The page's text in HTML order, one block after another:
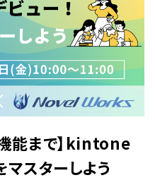
能まで】kintone
マスターしよう